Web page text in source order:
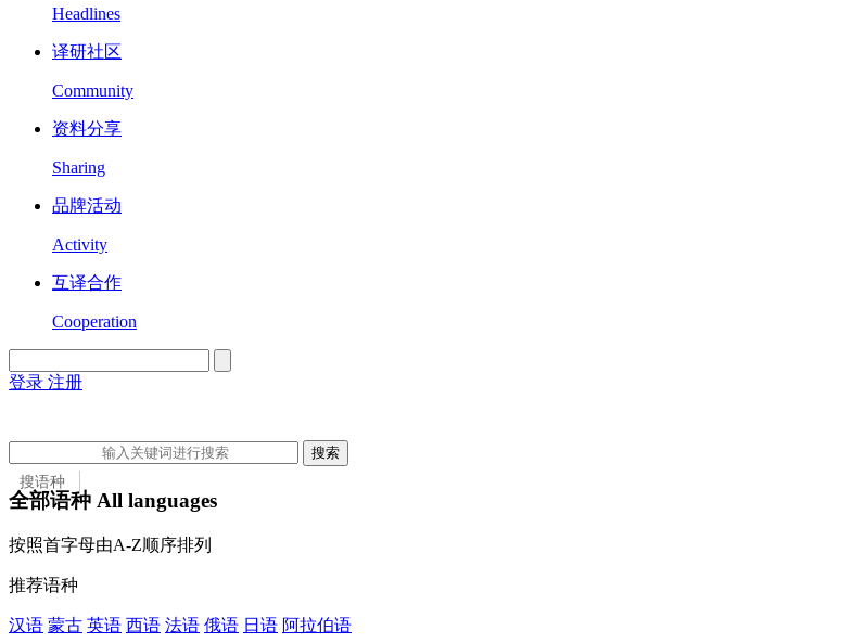
Headlines
译研社区
Community
资料分享
Sharing
品牌活动
Activity
互译合作
Cooperation
登录 注册
搜语种
搜语种
搜国家
搜索
全部语种 All languages
按照首字母由A-Z顺序排列
推荐语种
汉语 蒙古 英语 西语 法语 俄语 日语 阿拉伯语